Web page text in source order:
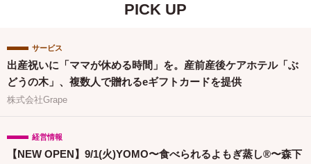
PICK UP
サービス
出産祝いに「ママが休める時間」を。産前産後ケアホテル「ぶ
どうの木」、複数人で贈れるeギフトカードを提供
株式会社Grape
経営情報
【NEW OPEN】9/1(火)YOMO〜食べられるよもぎ蒸し®〜森下